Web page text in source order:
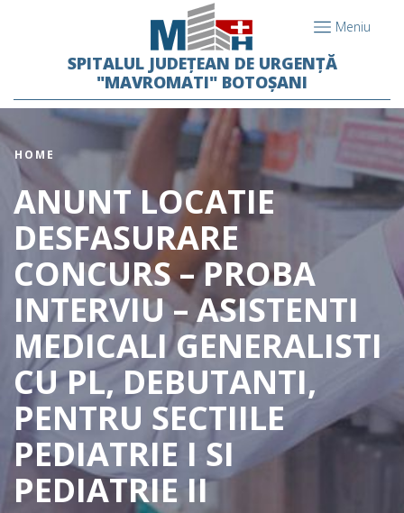
Meniu
SPITALUL JUDEȚEAN DE URGENȚĂ
"MAVROMATI" BOTOȘANI
HOME
ANUNT LOCATIE
DESFASURARE
CONCURS – PROBA
INTERVIU – ASISTENTI
MEDICALI GENERALISTI
CU PL, DEBUTANTI,
PENTRU SECTIILE
PEDIATRIE I SI
PEDIATRIE II